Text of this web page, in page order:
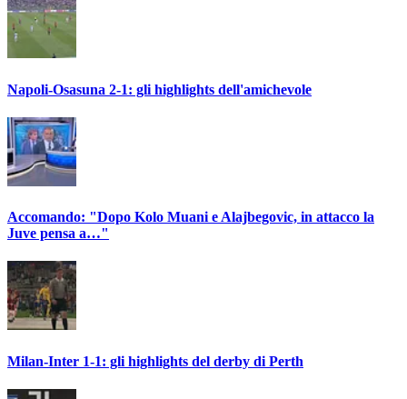
Napoli-Osasuna 2-1: gli highlights dell'amichevole
Accomando: "Dopo Kolo Muani e Alajbegovic, in attacco la
Juve pensa a…"
Milan-Inter 1-1: gli highlights del derby di Perth